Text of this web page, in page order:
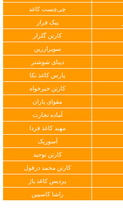
چی‌چست کاغذ
پیک فراز
کارتن گلزار
سوپرارزین
دیبای شوشتر
پارس کاغذ نکا
کارتن خیرخواه
مقوای یاران
آماده تجارت
مهبد کاغذ فردا
آسوریک
کارتن توحید
کارتن محمد دزفول
پردیس کاغذ پاژ
راشا کاسپین